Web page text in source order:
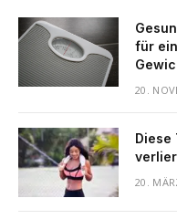
für
20.
Diese
20.